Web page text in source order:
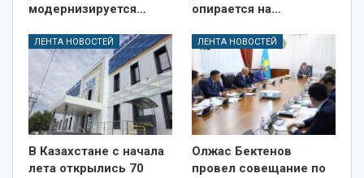
модернизируется…
опирается на…
ЛЕНТА НОВОСТЕЙ
В Казахстане с начала
лета открылись 70
ЛЕНТА НОВОСТЕЙ
Олжас Бектенов
провел совещание по